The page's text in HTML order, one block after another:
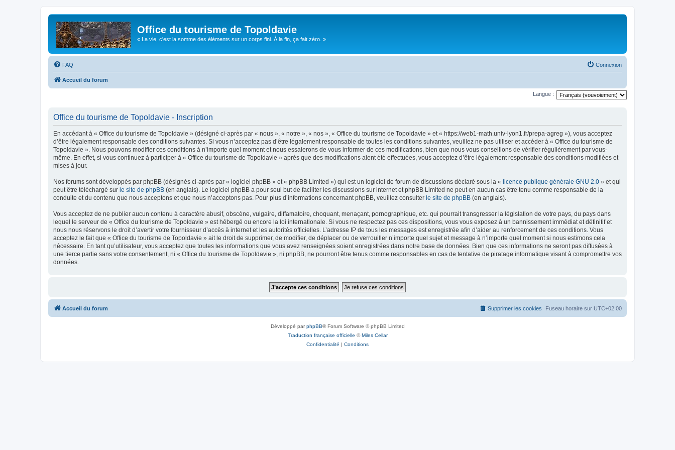
Office du tourisme de Topoldavie
« La vie, c'est la somme des éléments sur un corps fini. À la fin, ça fait zéro. »
FAQ Connexion
Accueil du forum
Langue :
Office du tourisme de Topoldavie - Inscription
En accédant à « Office du tourisme de Topoldavie » (désigné ci-après par « nous », « notre », « nos », « Office du tourisme de Topoldavie » et « https://web1-math.univ-lyon1.fr/prepa-agreg »), vous acceptez
d’être légalement responsable des conditions suivantes. Si vous n’acceptez pas d’être légalement responsable de toutes les conditions suivantes, veuillez ne pas utiliser et accéder à « Office du tourisme de
Topoldavie ». Nous pouvons modifier ces conditions à n’importe quel moment et nous essaierons de vous informer de ces modifications, bien que nous vous conseillons de vérifier régulièrement par vous-
même. En effet, si vous continuez à participer à « Office du tourisme de Topoldavie » après que des modifications aient été effectuées, vous acceptez d’être légalement responsable des conditions modifiées et
mises à jour.
Nos forums sont développés par phpBB (désignés ci-après par « logiciel phpBB » et « phpBB Limited ») qui est un logiciel de forum de discussions déclaré sous la « licence publique générale GNU 2.0 » et qui
peut être téléchargé sur le site de phpBB (en anglais). Le logiciel phpBB a pour seul but de faciliter les discussions sur internet et phpBB Limited ne peut en aucun cas être tenu comme responsable de la
conduite et du contenu que nous acceptons et que nous n’acceptons pas. Pour plus d’informations concernant phpBB, veuillez consulter le site de phpBB (en anglais).
Vous acceptez de ne publier aucun contenu à caractère abusif, obscène, vulgaire, diffamatoire, choquant, menaçant, pornographique, etc. qui pourrait transgresser la législation de votre pays, du pays dans
lequel le serveur de « Office du tourisme de Topoldavie » est hébergé ou encore la loi internationale. Si vous ne respectez pas ces dispositions, vous vous exposez à un bannissement immédiat et définitif et
nous nous réservons le droit d’avertir votre fournisseur d’accès à internet et les autorités officielles. L’adresse IP de tous les messages est enregistrée afin d’aider au renforcement de ces conditions. Vous
acceptez le fait que « Office du tourisme de Topoldavie » ait le droit de supprimer, de modifier, de déplacer ou de verrouiller n’importe quel sujet et message à n’importe quel moment si nous estimons cela
nécessaire. En tant qu’utilisateur, vous acceptez que toutes les informations que vous avez renseignées soient enregistrées dans notre base de données. Bien que ces informations ne seront pas diffusées à
une tierce partie sans votre consentement, ni « Office du tourisme de Topoldavie », ni phpBB, ne pourront être tenus comme responsables en cas de tentative de piratage informatique visant à compromettre vos
données.
Accueil du forum Fuseau horaire sur UTC+02:00
Supprimer les cookies
Développé parphpBB® Forum Software © phpBB Limited
Traduction française officielle ©Miles Cellar
Confidentialité | Conditions